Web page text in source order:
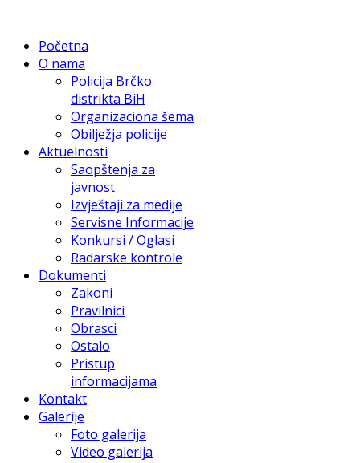
Početna
O nama
Policija Brčko
distrikta BiH
Organizaciona šema
Obilježja policije
Aktuelnosti
Saopštenja za
javnost
Izvještaji za medije
Servisne Informacije
Konkursi / Oglasi
Radarske kontrole
Dokumenti
Zakoni
Pravilnici
Obrasci
Ostalo
Pristup
informacijama
Kontakt
Galerije
Foto galerija
Video galerija